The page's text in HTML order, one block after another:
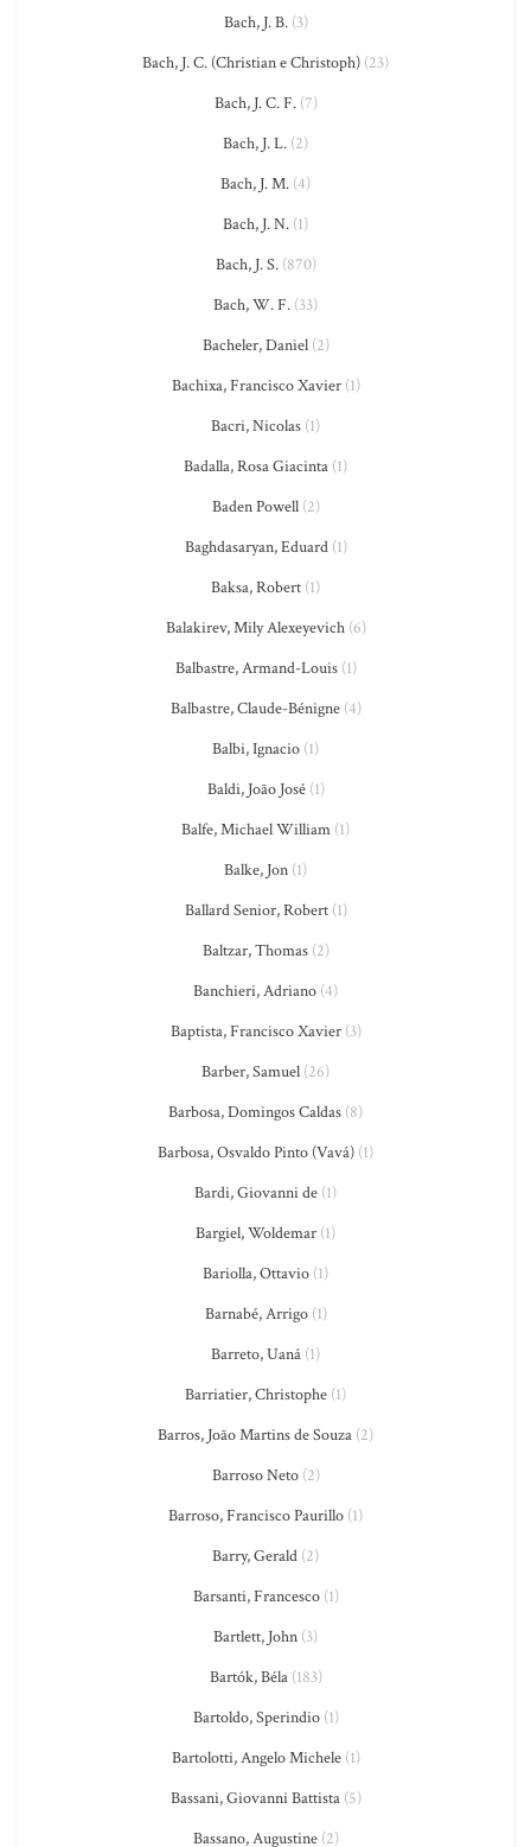
Bach, J. B.(3)
Bach, J. C. (Christian e Christoph) (23)
Bach, J. C. F.(7)
Bach, J. L. (2)
Bach, J. M. (4)
Bach, J. N. (1)
Bach, J. S.(870)
Bach, W. F. (33)
Bacheler, Daniel(2)
Bachixa, Francisco Xavier(1)
Bacri, Nicolas (1)
Badalla, Rosa Giacinta (1)
Baden Powell(2)
Baghdasaryan, Eduard(1)
Baksa, Robert (1)
Balakirev, Mily Alexeyevich(6)
Balbastre, Armand-Louis(1)
Balbastre, Claude-Bénigne(4)
Balbi, Ignacio (1)
Baldi, João José(1)
Balfe, Michael William (1)
Balke, Jon (1)
Ballard Senior, Robert(1)
Baltzar, Thomas(2)
Banchieri, Adriano (4)
Baptista, Francisco Xavier(3)
Barber, Samuel (26)
Barbosa, Domingos Caldas (8)
Barbosa, Osvaldo Pinto (Vavá) (1)
Bardi, Giovanni de (1)
Bargiel, Woldemar (1)
Bariolla, Ottavio (1)
Barnabé, Arrigo(1)
Barreto, Uaná (1)
Barriatier, Christophe (1)
Barros, João Martins de Souza (2)
Barroso Neto(2)
Barroso, Francisco Paurillo (1)
Barry, Gerald (2)
Barsanti, Francesco(1)
Bartlett, John (3)
Bartók, Béla(183)
Bartoldo, Sperindio(1)
Bartolotti, Angelo Michele(1)
Bassani, Giovanni Battista(5)
Bassano, Augustine(2)